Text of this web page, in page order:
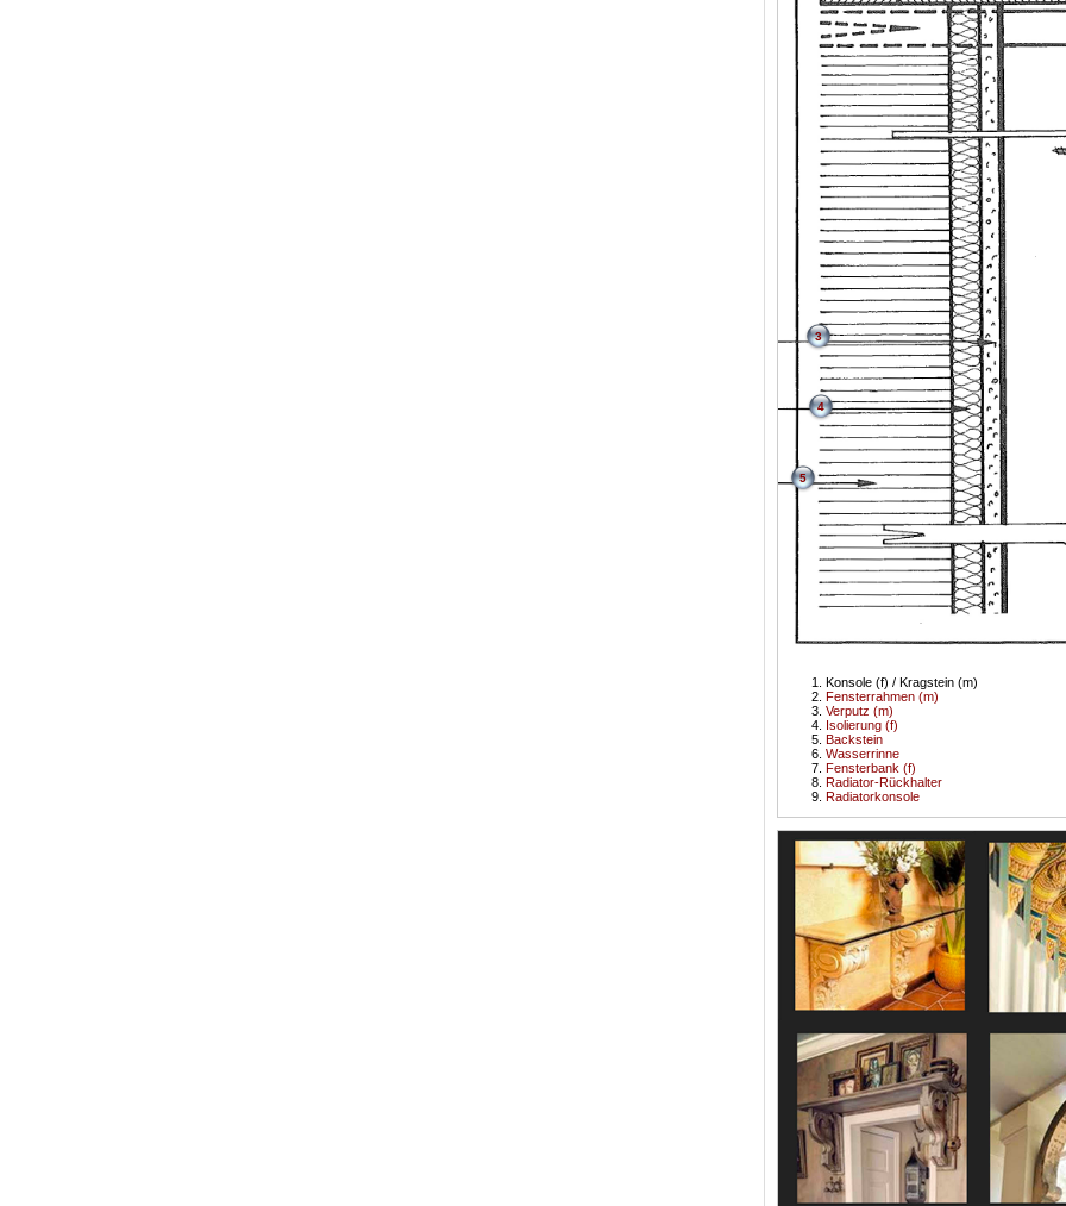
Konsole (f) / Kragstein (m)
Fensterrahmen (m)
Verputz (m)
3
Isolierung (f)
4
Backstein
5
Wasserrinne
Fensterbank (f)
Radiator-Rückhalter
Radiatorkonsole